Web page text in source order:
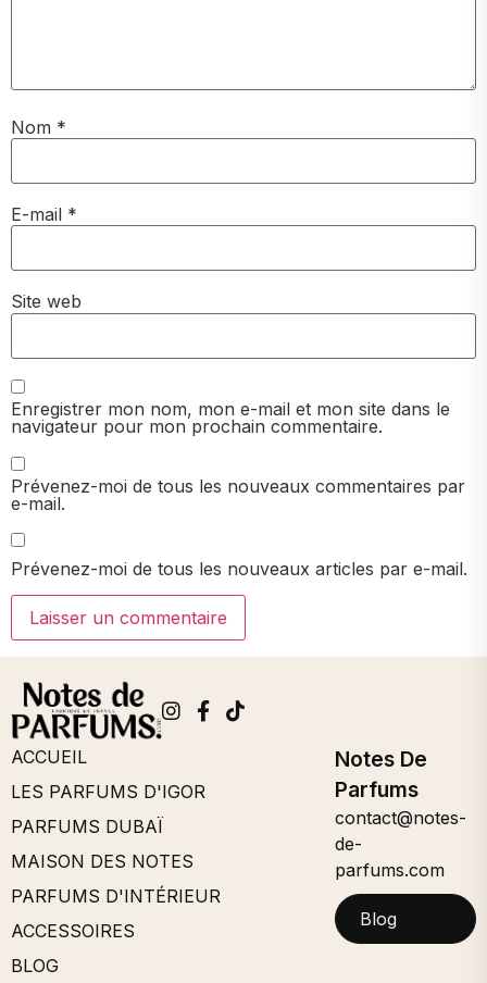
Nom *
E-mail *
Site web
Enregistrer mon nom, mon e-mail et mon site dans le
navigateur pour mon prochain commentaire.
Prévenez-moi de tous les nouveaux commentaires par
e-mail.
Prévenez-moi de tous les nouveaux articles par e-mail.
ACCUEIL
LES PARFUMS D'IGOR
PARFUMS DUBAÏ
MAISON DES NOTES
PARFUMS D'INTÉRIEUR
ACCESSOIRES
BLOG
Notes De
Parfums
contact@notes-
de-
parfums.com
Blog